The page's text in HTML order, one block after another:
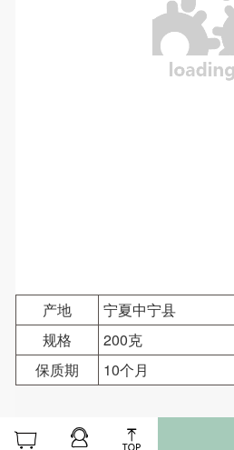
产地
宁夏中宁县
规格
200克
保质期
10个月